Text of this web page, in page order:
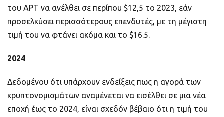
του APT να ανέλθει σε περίπου $12,5 το 2023, εάν
προσελκύσει περισσότερους επενδυτές, με τη μέγιστη
τιμή του να φτάνει ακόμα και το $16.5.
2024
Δεδομένου ότι υπάρχουν ενδείξεις πως η αγορά των
κρυπτονομισμάτων αναμένεται να εισέλθει σε μια νέα
εποχή έως το 2024, είναι σχεδόν βέβαιο ότι η τιμή του